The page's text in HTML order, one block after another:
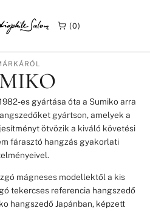
0
/ MÁRKÁINK / SUMIKO
es gyártása óta a Sumiko arra
gyártson, amelyek a
ötvözik a kiváló követési
fárasztó hangzás gyakorlati
mágneses modellektől a kis
tekercses referencia hangszedő
hangszedő Japánban, képzett